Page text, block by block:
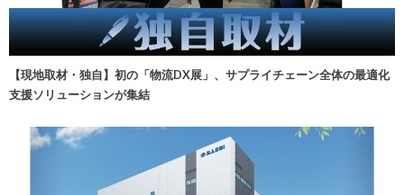
【現地取材・独自】初の「物流DX展」、サプライチェーン全体の最適化
支援ソリューションが集結